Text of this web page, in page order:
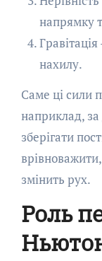
напрямку
нахилу.
Саме ці сили
наприклад,
зберігати
змінить рух.
Роль